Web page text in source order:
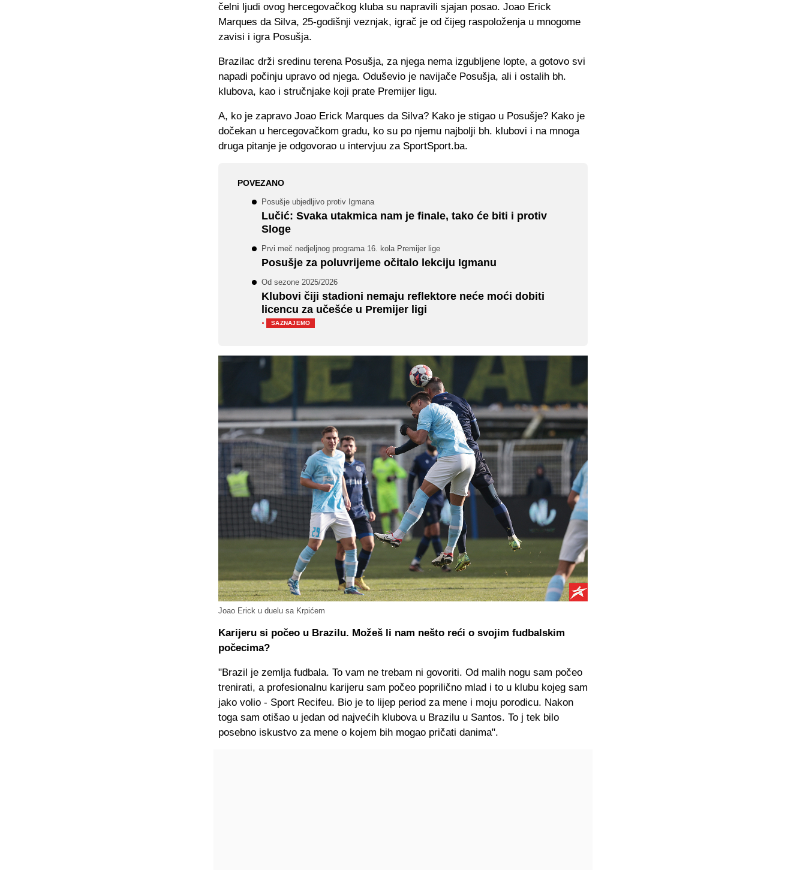
čelni ljudi ovog hercegovačkog kluba su napravili sjajan posao. Joao Erick
Marques da Silva, 25-godišnji veznjak, igrač je od čijeg raspoloženja u mnogome
zavisi i igra Posušja.
Brazilac drži sredinu terena Posušja, za njega nema izgubljene lopte, a gotovo svi
napadi počinju upravo od njega. Oduševio je navijače Posušja, ali i ostalih bh.
klubova, kao i stručnjake koji prate Premijer ligu.
A, ko je zapravo Joao Erick Marques da Silva? Kako je stigao u Posušje? Kako je
dočekan u hercegovačkom gradu, ko su po njemu najbolji bh. klubovi i na mnoga
druga pitanje je odgovorao u intervjuu za SportSport.ba.
POVEZANO
Posušje ubjedljivo protiv Igmana
Lučić: Svaka utakmica nam je finale, tako će biti i protiv
Sloge
Prvi meč nedjeljnog programa 16. kola Premijer lige
Posušje za poluvrijeme očitalo lekciju Igmanu
Od sezone 2025/2026
Klubovi čiji stadioni nemaju reflektore neće moći dobiti
licencu za učešće u Premijer ligi
·
SAZNAJEMO
Joao Erick u duelu sa Krpićem
Karijeru si počeo u Brazilu. Možeš li nam nešto reći o svojim fudbalskim
počecima?
"Brazil je zemlja fudbala. To vam ne trebam ni govoriti. Od malih nogu sam počeo
trenirati, a profesionalnu karijeru sam počeo poprilično mlad i to u klubu kojeg sam
jako volio - Sport Recifeu. Bio je to lijep period za mene i moju porodicu. Nakon
toga sam otišao u jedan od najvećih klubova u Brazilu u Santos. To j tek bilo
posebno iskustvo za mene o kojem bih mogao pričati danima".